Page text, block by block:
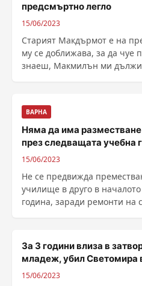
предсмъртно легло
15/06/2023
Старият Макдърмот е на
му се доближава, за да чуе
знаеш, Макмилън ми дължи
ВАРНА
Няма да има
през следващата учебна
15/06/2023
Не се предвижда
училище в друго в
година, заради ремонти на
За 3 години влиза в
младеж, убил Светомира
15/06/2023